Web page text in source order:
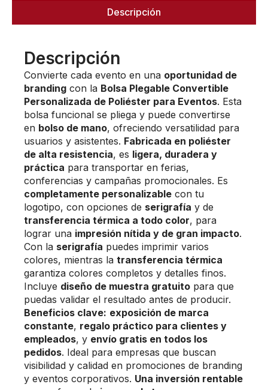
Descripción
Descripción
Convierte cada evento en una oportunidad de
branding con la Bolsa Plegable Convertible
Personalizada de Poliéster para Eventos. Esta
bolsa funcional se pliega y puede convertirse
en bolso de mano, ofreciendo versatilidad para
usuarios y asistentes. Fabricada en poliéster
de alta resistencia, es ligera, duradera y
práctica para transportar en ferias,
conferencias y campañas promocionales. Es
completamente personalizable con tu
logotipo, con opciones de serigrafía y de
transferencia térmica a todo color, para
lograr una impresión nítida y de gran impacto.
Con la serigrafía puedes imprimir varios
colores, mientras la transferencia térmica
garantiza colores completos y detalles finos.
Incluye diseño de muestra gratuito para que
puedas validar el resultado antes de producir.
Beneficios clave: exposición de marca
constante, regalo práctico para clientes y
empleados, y envío gratis en todos los
pedidos. Ideal para empresas que buscan
visibilidad y calidad en promociones de branding
y eventos corporativos. Una inversión rentable